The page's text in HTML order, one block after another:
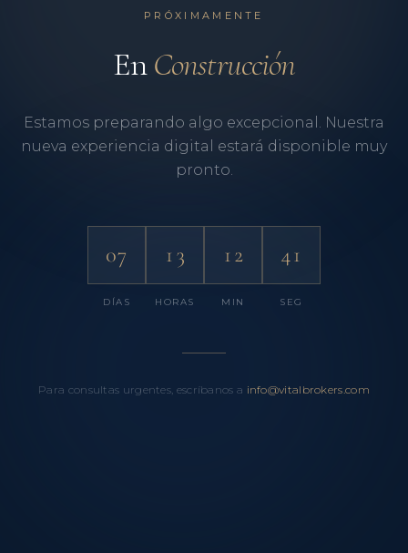
PRÓXIMAMENTE
EnConstrucción
Estamos preparando algo excepcional. Nuestra
nueva experiencia digital estará disponible muy
pronto.
07
DÍAS
13
HORAS
12
MIN
41
SEG
Para consultas urgentes, escríbanos a info@vitalbrokers.com